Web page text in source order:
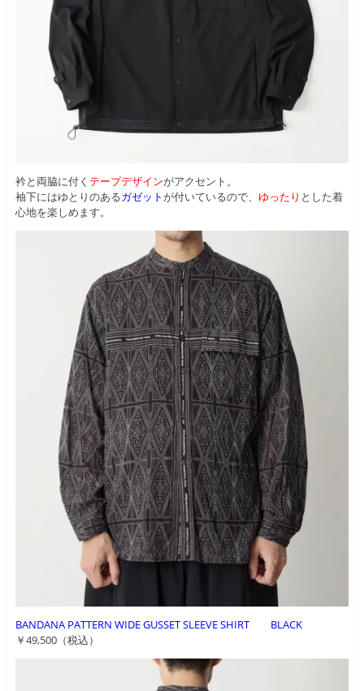
衿と両脇に付く テープデザインがアクセント。
袖下にはゆとりのあるガゼットが付いているので、 ゆったり とした着
心地を楽しめます。
BANDANA PATTERN WIDE GUSSET SLEEVE SHIRT BLACK
￥49,500（税込）